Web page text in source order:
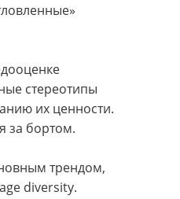
стереотипы
их ценности.
за бортом.
трендом,
diversity.